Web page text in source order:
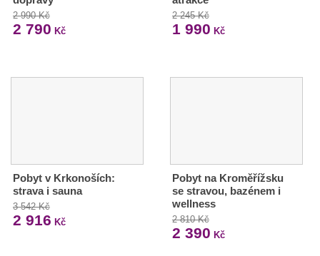
2 990 Kč
2 790 Kč
2 245 Kč
1 990 Kč
Pobyt v Krkonoších:
strava i sauna
3 542 Kč
2 916 Kč
Pobyt na Kroměřížsku
se stravou, bazénem i
wellness
2 810 Kč
2 390 Kč